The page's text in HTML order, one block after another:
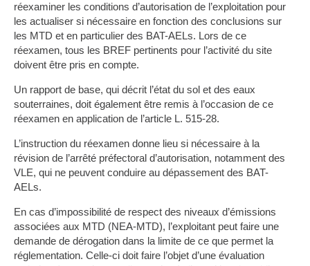
réexaminer les conditions d’autorisation de l’exploitation pour
les actualiser si nécessaire en fonction des conclusions sur
les MTD et en particulier des BAT-AELs. Lors de ce
réexamen, tous les BREF pertinents pour l’activité du site
doivent être pris en compte.
Un rapport de base, qui décrit l’état du sol et des eaux
souterraines, doit également être remis à l’occasion de ce
réexamen en application de l’article L. 515-28.
L’instruction du réexamen donne lieu si nécessaire à la
révision de l’arrêté préfectoral d’autorisation, notamment des
VLE, qui ne peuvent conduire au dépassement des BAT-
AELs.
En cas d’impossibilité de respect des niveaux d’émissions
associées aux MTD (NEA-MTD), l’exploitant peut faire une
demande de dérogation dans la limite de ce que permet la
réglementation. Celle-ci doit faire l’objet d’une évaluation